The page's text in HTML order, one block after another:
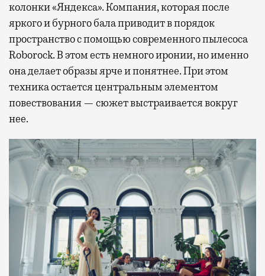
колонки «Яндекса». Компания, которая после
яркого и бурного бала приводит в порядок
пространство с помощью современного пылесоса
Roborock. В этом есть немного иронии, но именно
она делает образы ярче и понятнее. При этом
техника остается центральным элементом
повествования — сюжет выстраивается вокруг
нее.